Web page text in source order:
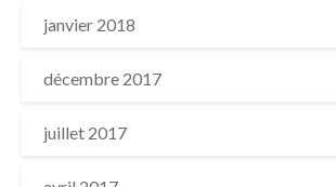
janvier 2018
décembre 2017
juillet 2017